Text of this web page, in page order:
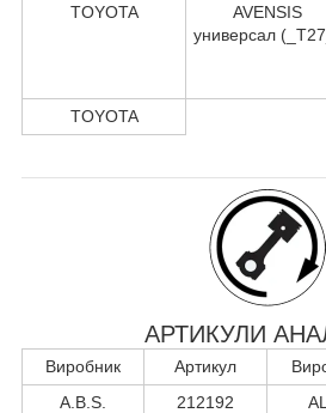
TOYOTA
AVENSIS
универсал
TOYOTA
АРТИКУЛИ
Виробник Артикул
A.B.S.
212192